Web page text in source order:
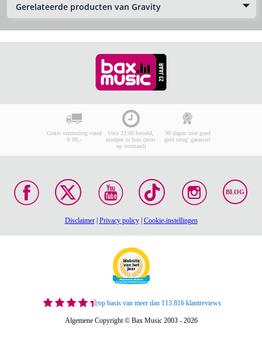
Gerelateerde producten van Gravity
Gratis verzending vanaf
€ 99,-
Voor 23:00 besteld,
morgen in huis (mits
op voorraad)
30 dagen 'niet goed
geld terug' garantie!
BLOG
Disclaimer| Privacy policy| Cookie-instellingen
op basis van meer dan 113.816 klantreviews
Algemene Copyright © Bax Music 2003 - 2026